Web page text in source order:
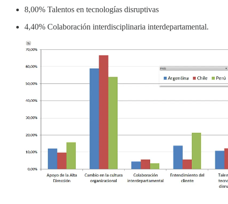
8,00% Talentos en tecnologías disruptivas
4,40% Colaboración interdisciplinaria interdepartamental.